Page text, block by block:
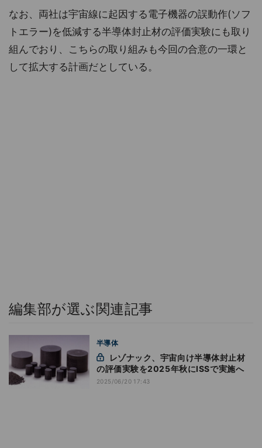
なお、両社は宇宙線に起因する電子機器の誤動作(ソフ
トエラー)を低減する半導体封止材の評価実験にも取り
組んでおり、こちらの取り組みも今回の合意の一環と
して拡大する計画だとしている。
編集部が選ぶ関連記事
半導体
の評価実験を2025年秋にISSで実施へ
2025/06/20 17:43